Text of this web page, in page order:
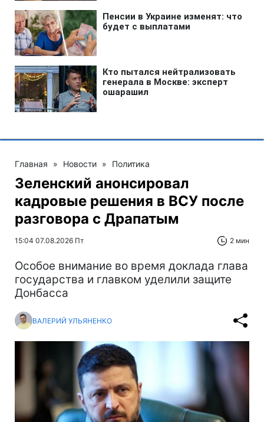
Главная » Новости » Политика
Зеленский анонсировал
кадровые решения в ВСУ после
разговора с Драпатым
15:04 07.08.2026 Пт 2 мин
Особое внимание во время доклада глава
государства и главком уделили защите
Донбасса
ВАЛЕРИЙ УЛЬЯНЕНКО